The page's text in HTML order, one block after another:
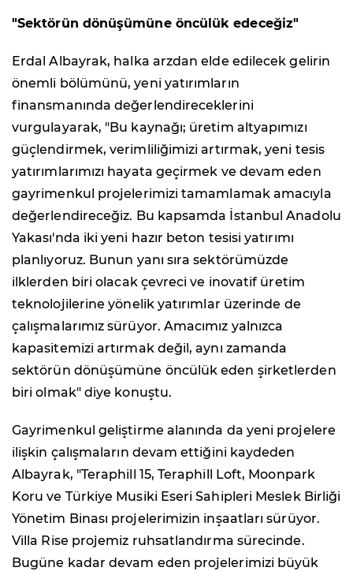
"Sektörün dönüşümüne öncülük edeceğiz"
Erdal Albayrak, halka arzdan elde edilecek gelirin
önemli bölümünü, yeni yatırımların
finansmanında değerlendireceklerini
vurgulayarak, "Bu kaynağı; üretim altyapımızı
güçlendirmek, verimliliğimizi artırmak, yeni tesis
yatırımlarımızı hayata geçirmek ve devam eden
gayrimenkul projelerimizi tamamlamak amacıyla
değerlendireceğiz. Bu kapsamda İstanbul Anadolu
Yakası'nda iki yeni hazır beton tesisi yatırımı
planlıyoruz. Bunun yanı sıra sektörümüzde
ilklerden biri olacak çevreci ve inovatif üretim
teknolojilerine yönelik yatırımlar üzerinde de
çalışmalarımız sürüyor. Amacımız yalnızca
kapasitemizi artırmak değil, aynı zamanda
sektörün dönüşümüne öncülük eden şirketlerden
biri olmak" diye konuştu.
Gayrimenkul geliştirme alanında da yeni projelere
ilişkin çalışmaların devam ettiğini kaydeden
Albayrak, "Teraphill 15, Teraphill Loft, Moonpark
Koru ve Türkiye Musiki Eseri Sahipleri Meslek Birliği
Yönetim Binası projelerimizin inşaatları sürüyor.
Villa Rise projemiz ruhsatlandırma sürecinde.
Bugüne kadar devam eden projelerimizi büyük